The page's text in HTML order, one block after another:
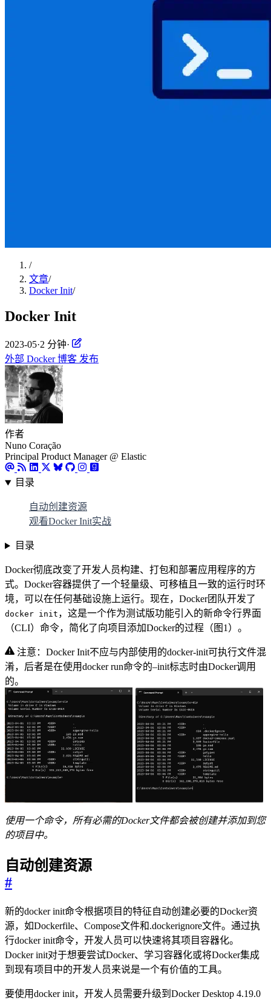
/
文章/
Docker Init/
Docker Init
2023-05·2 分钟·
外部 Docker博客 发布
作者
Nuno Coração
Principal Product Manager @ Elastic
目录
自动创建资源
观看Docker Init实战
目录
Docker彻底改变了开发人员构建、打包和部署应用程序的方
式。Docker容器提供了一个轻量级、可移植且一致的运行时环
境，可以在任何基础设施上运行。现在，Docker团队开发了
docker init ，这是一个作为测试版功能引入的新命令行界面
（CLI）命令，简化了向项目添加Docker的过程（图1）。
注意：Docker Init不应与内部使用的docker-init可执行文件混
淆，后者是在使用docker run命令的–init标志时由Docker调用
的。
使用一个命令，所有必需的Docker文件都会被创建并添加到您
的项目中。
自动创建资源
#
新的docker init命令根据项目的特征自动创建必要的Docker资
源，如Dockerfile、Compose文件和.dockerignore文件。通过执
行docker init命令，开发人员可以快速将其项目容器化。
Docker init对于想要尝试Docker、学习容器化或将Docker集成
到现有项目中的开发人员来说是一个有价值的工具。
要使用docker init，开发人员需要升级到Docker Desktop 4.19.0